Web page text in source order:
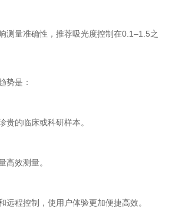
测量准确性，推荐吸光度控制在0.1–1.5之
势是：
贵的临床或科研样本。
高效测量。
远程控制，使用户体验更加便捷高效。